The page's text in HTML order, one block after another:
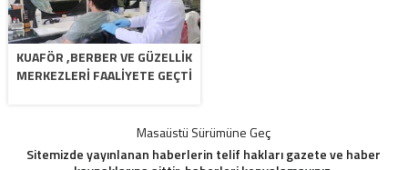
KUAFÖR ,BERBER VE GÜZELLIK
MERKEZLERI FAALIYETE GEÇTI
Masaüstü Sürümüne Geç
Sitemizde yayınlanan haberlerin telif hakları gazete ve haber